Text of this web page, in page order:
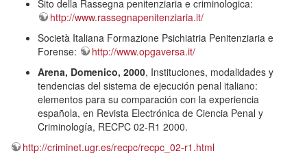
Sito della Rassegna penitenziaria e criminologica:
http://www.rassegnapenitenziaria.it/
Società Italiana Formazione Psichiatria Penitenziaria e
Forense:
http://www.opgaversa.it/
Arena, Domenico, 2000, Instituciones, modalidades y
tendencias del sistema de ejecución penal italiano:
elementos para su comparación con la experiencia
española, en Revista Electrónica de Ciencia Penal y
Criminología, RECPC 02-R1 2000.
http://criminet.ugr.es/recpc/recpc_02-r1.html